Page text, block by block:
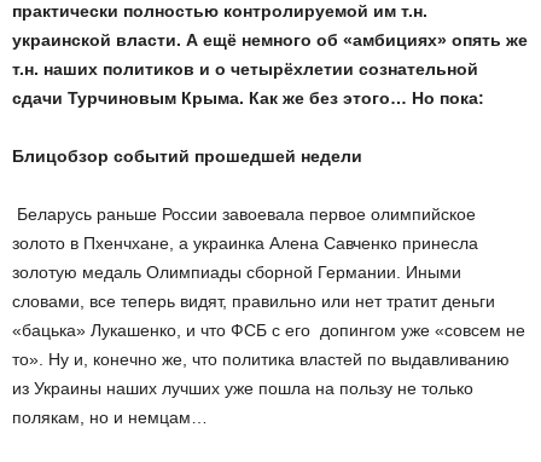
практически полностью контролируемой им т.н.
украинской власти. А ещё немного об «амбициях» опять же
т.н. наших политиков и о четырёхлетии сознательной
сдачи Турчиновым Крыма. Как же без этого… Но пока:
Блицобзор событий прошедшей недели
Беларусь раньше России завоевала первое олимпийское
золото в Пхенчхане, а украинка Алена Савченко принесла
золотую медаль Олимпиады сборной Германии. Иными
словами, все теперь видят, правильно или нет тратит деньги
«бацька» Лукашенко, и что ФСБ с его допингом уже «совсем не
то». Ну и, конечно же, что политика властей по выдавливанию
из Украины наших лучших уже пошла на пользу не только
полякам, но и немцам…